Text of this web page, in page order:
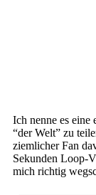
Ich nenne es
“der Welt” zu
ziemlicher Fan
Sekunden Loop-
mich richtig